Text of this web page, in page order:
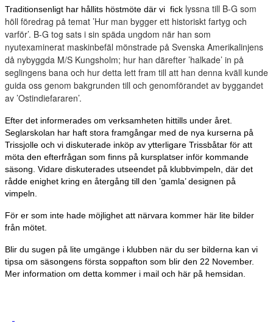
Traditionsenligt har hållits höstmöte där vi fick lyssna till B-G som
höll föredrag på temat ’Hur man bygger ett historiskt fartyg och
varför’. B-G tog sats i sin späda ungdom när han som
nyutexaminerat maskinbefäl mönstrade på Svenska Amerikalinjens
då nybyggda M/S Kungsholm; hur han därefter ’halkade’ in på
seglingens bana och hur detta lett fram till att han denna kväll kunde
guida oss genom bakgrunden till och genomförandet av byggandet
av ’Ostindiefararen’.
Efter det informerades om verksamheten hittills under året.
Seglarskolan har haft stora framgångar med de nya kurserna på
Trissjolle och vi diskuterade inköp av ytterligare Trissbåtar för att
möta den efterfrågan som finns på kursplatser inför kommande
säsong. Vidare diskuterades utseendet på klubbvimpeln, där det
rådde enighet kring en återgång till den ’gamla’ designen på
vimpeln.
För er som inte hade möjlighet att närvara kommer här lite bilder
från mötet.
Blir du sugen på lite umgänge i klubben när du ser bilderna kan vi
tipsa om säsongens första soppafton som blir den 22 November.
Mer information om detta kommer i mail och här på hemsidan.